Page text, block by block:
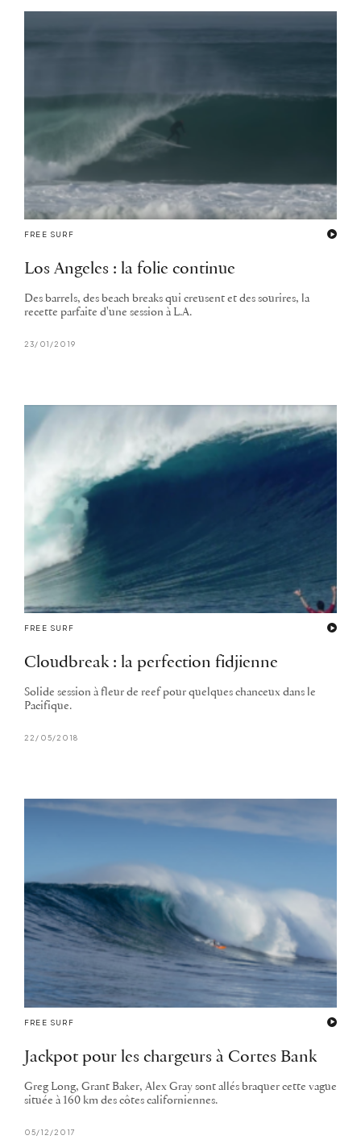
FREE SURF
Los Angeles : la folie continue
Des barrels, des beach breaks qui creusent et des sourires, la
recette parfaite d'une session à L.A.
23/01/2019
FREE SURF
Cloudbreak : la perfection fidjienne
Solide session à fleur de reef pour quelques chanceux dans le
Pacifique.
22/05/2018
FREE SURF
Jackpot pour les chargeurs à Cortes Bank
Greg Long, Grant Baker, Alex Gray sont allés braquer cette vague
située à 160 km des côtes californiennes.
05/12/2017